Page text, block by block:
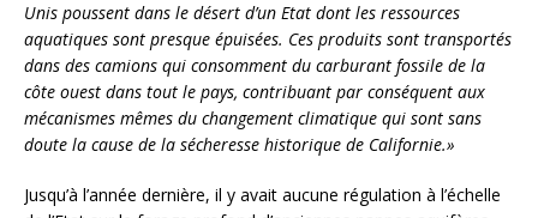
Unis poussent dans le désert d’un Etat dont les ressources
aquatiques sont presque épuisées. Ces produits sont transportés
dans des camions qui consomment du carburant fossile de la
côte ouest dans tout le pays, contribuant par conséquent aux
mécanismes mêmes du changement climatique qui sont sans
doute la cause de la sécheresse historique de Californie.»
Jusqu’à l’année dernière, il y avait aucune régulation à l’échelle